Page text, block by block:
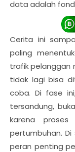
data adalah
Cerita ini
paling
trafik pelanggan
tidak lagi bisa
coba. Di fase
tersandung,
karena
pertumbuhan.
peran penting